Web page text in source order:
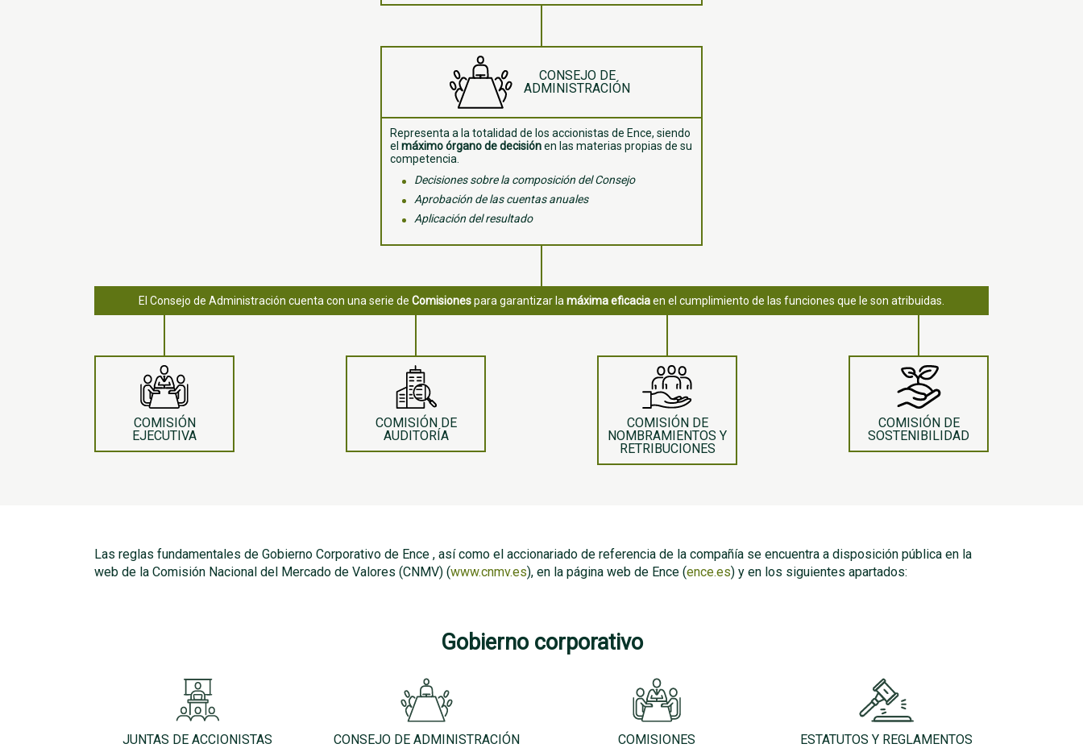
CONSEJO DE
ADMINISTRACIÓN
Representa a la totalidad de los accionistas de Ence, siendo
el máximo órgano de decisiónen las materias propias de su
competencia.
Decisiones sobre la composición del Consejo
Aprobación de las cuentas anuales
Aplicación del resultado
El Consejo de Administración cuenta con una serie de Comisionespara garantizar la máxima eficaciaen el cumplimiento de las funciones que le son atribuidas.
COMISIÓN
EJECUTIVA
COMISIÓN DE
AUDITORÍA
COMISIÓN DE
NOMBRAMIENTOS Y
RETRIBUCIONES
COMISIÓN DE
SOSTENIBILIDAD
Las reglas fundamentales de Gobierno Corporativo de Ence , así como el accionariado de referencia de la compañía se encuentra a disposición pública en la
web de la Comisión Nacional del Mercado de Valores (CNMV) (www.cnmv.es), en la página web de Ence (ence.es) y en los siguientes apartados:
Gobierno corporativo
JUNTAS DE ACCIONISTAS CONSEJO DE ADMINISTRACIÓN COMISIONES ESTATUTOS Y REGLAMENTOS